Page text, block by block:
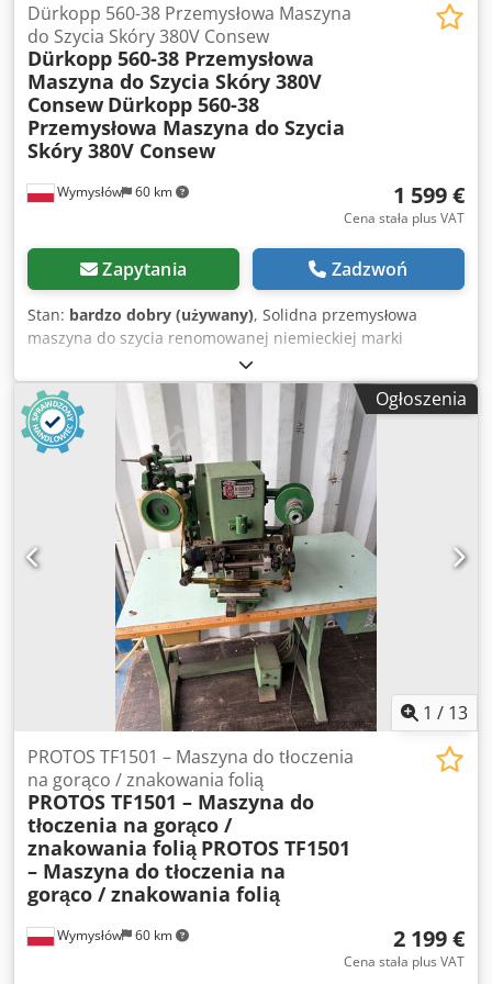
Wymysłów 60 km
Dürkopp 560-38 Przemysłowa Maszyna
do Szycia Skóry 380V Consew
Dürkopp 560-38 Przemysłowa
Maszyna do Szycia Skóry 380V
Consew Dürkopp 560-38
Przemysłowa Maszyna do Szycia
Skóry 380V Consew
1 599 €
Cena stała plus VAT
Zapytania Zadzwoń
Stan: bardzo dobry (używany), Solidna przemysłowa
maszyna do szycia renomowanej niemieckiej marki
Dürkopp, model 560-38. Konstrukcja przeznaczona do
szycia skóry, galanterii skórzanej, tapicerki, pasów, toreb,
walizek oraz innych cięższych materiałów. Maszyna
zamontowana jest na stabilnym stole roboczym i
wyposażona w silnik sprzęgłowy Consew. Dane techniczne:
Producent: Dürkopp Model: 560-38 Csdpfxozgu Dzs Am Tjrf
Zasilanie: 380 V Silnik: Consew MT-M2 Moc silnika: 0,37 kW
(1/2 HP) Prędkość obrotowa silnika: 1425 obr./min Napęd
sprzęgłowy Stół roboczy w komplecie Przeznaczenie: skóra,
tapicerka, materiały techniczne Stan: Maszyna używana.
Stan wizualny widoczny na zdjęciach.
Ogłoszenia
1 / 13
Wymysłów 60 km
PROTOS TF1501 – Maszyna do tłoczenia
na gorąco / znakowania folią
PROTOS TF1501 – Maszyna do
tłoczenia na gorąco /
znakowania folią PROTOS TF1501
– Maszyna do tłoczenia na
gorąco / znakowania folią
2 199 €
Cena stała plus VAT